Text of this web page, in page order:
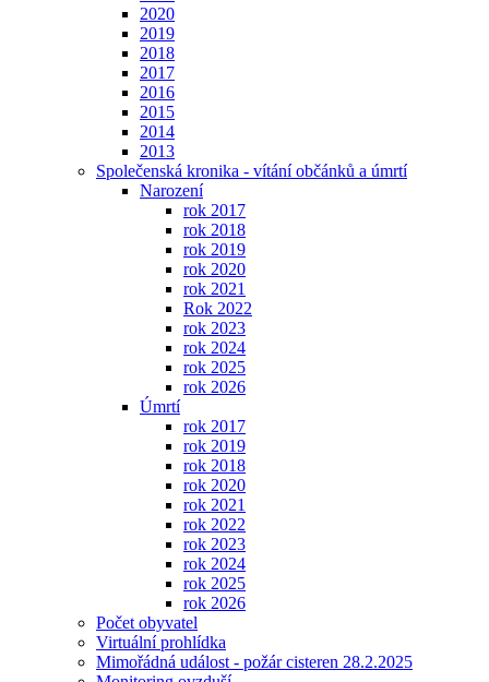
2020
2019
2018
2017
2016
2015
2014
2013
Společenská kronika - vítání občánků a úmrtí
Narození
rok 2017
rok 2018
rok 2019
rok 2020
rok 2021
Rok 2022
rok 2023
rok 2024
rok 2025
rok 2026
Úmrtí
rok 2017
rok 2019
rok 2018
rok 2020
rok 2021
rok 2022
rok 2023
rok 2024
rok 2025
rok 2026
Počet obyvatel
Virtuální prohlídka
Mimořádná událost - požár cisteren 28.2.2025